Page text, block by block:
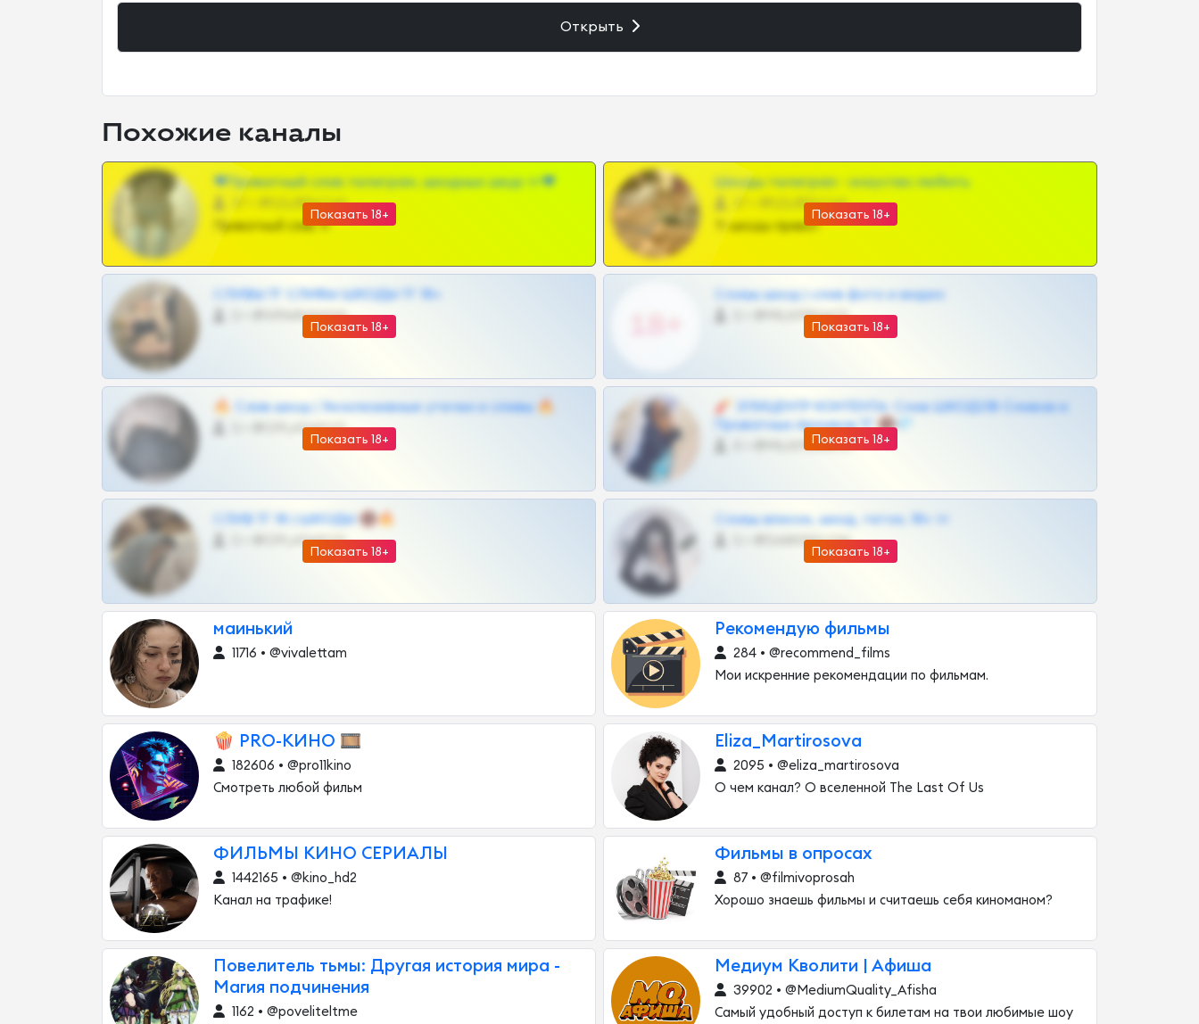
Открыть
Похожие каналы
Показать 18+
❤Приватный слив телеграм, шкодных шкур тг❤
57 •
@SZu3ll3sCatt_bot
Приватный слив тг
Показать 18+
Шкоды телеграм - искуство любить
27 •
@SZu3ll3sCatt_bot
Тг шкоды приват
Показать 18+
СЛИВЫ ТГ СЛИВЫ ШКОДЫ ТГ 18+
@VIPARHIVS55BOT
Показать 18+
Сливы шкод | слив фото и видео
@MILKPRIVATES39BOT
Показать 18+
🔥 Слив шкод | Эксклюзивные утечки и сливы 🔥
@OPLATAPODPSK1BOT
Показать 18+
🧨 ЭПИЦЕНТР КОНТЕНТА: Слив ШКОДОВ Сливов и
Приватных Архивов ТГ 🔞💎
@MILKPRIVATES39BOT
Показать 18+
СЛИВ ТГ 18 | ШКОДЫ 🔞🔥
@OPLATAPODPSK1BOT
Показать 18+
Сливы вписок, шкод, теток, 18+ тг
@DARK15FLOWSBOT
маинький
11716 • @vivalettam
Рекомендую фильмы
284 • @recommend_films
Мои искренние рекомендации по фильмам.
🍿 PRO-КИНО 🎞
182606 • @pro11kino
Смотреть любой фильм
Eliza_Martirosova
2095 • @eliza_martirosova
О чем канал? О вселенной The Last Of Us
ФИЛЬМЫ КИНО СЕРИАЛЫ
1442165 • @kino_hd2
Канал на трафике!
Фильмы в опросах
87 • @filmivoprosah
Хорошо знаешь фильмы и считаешь себя киноманом?
Повелитель тьмы: Другая история мира -
Магия подчинения
1162 • @poveliteltme
Медиум Кволити | Афиша
39902 • @MediumQuality_Afisha
Самый удобный доступ к билетам на твои любимые шоу